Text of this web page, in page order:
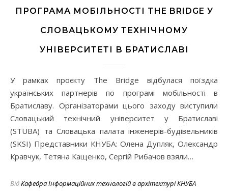
ПРОГРАМА МОБІЛЬНОСТІ THE BRIDGE У
СЛОВАЦЬКОМУ ТЕХНІЧНОМУ
УНІВЕРСИТЕТІ В БРАТИСЛАВІ
У рамках проєкту The Bridge відбулася поїздка
українських партнерів по програмі мобільності в
Братиславу. Організаторами цього заходу виступили
Словацький технічний університет у Братиславі
(STUBA) та Словацька палата інженерів-будівельників
(SKSI) Представники КНУБА: Олена Дупляк, Олександр
Кравчук, Тетяна Кащенко, Сергій Рибачов взяли…
ВідКафедра Інформаційних технологій в архітектурі КНУБА